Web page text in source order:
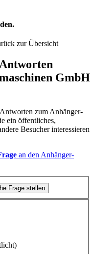
zur Übersicht
GmbH
zum Anhänger-
ein öffentliches,
Besucher interessieren
an den Anhänger-
Frage stellen